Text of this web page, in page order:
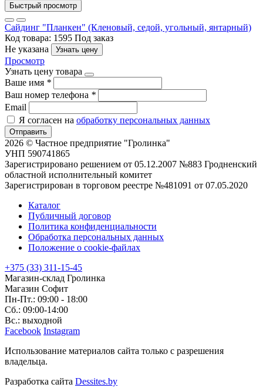
Быстрый просмотр
Сайдинг "Планкен" (Кленовый, седой, угольный, янтарный)
Код товара: 1595 Под заказ
Не указана
Узнать цену
Просмотр
Узнать цену товара
Ваше имя *
Ваш номер телефона *
Email
Я согласен на обработку персональных данных
Отправить
2026 © Частное предприятие "Гролинка"
УНП 590741865
Зарегистрировано решением от 05.12.2007 №883 Гродненский
областной исполнительный комитет
Зарегистрирован в торговом реестре №481091 от 07.05.2020
Каталог
Публичный договор
Политика конфиденциальности
Обработка персональных данных
Положение о cookie-файлах
+375 (33) 311-15-45
Магазин-склад Гролинка
Магазин Софит
Пн-Пт.: 09:00 - 18:00
Сб.: 09:00-14:00
Вс.: выходной
Facebook Instagram
Использование материалов сайта только с разрешения
владельца.
Разработка сайта Dessites.by